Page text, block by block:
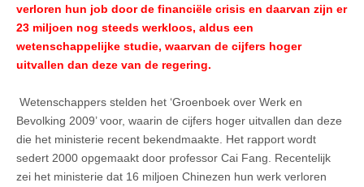
verloren hun job door de financiële crisis en daarvan zijn er
23 miljoen nog steeds werkloos, aldus een
wetenschappelijke studie, waarvan de cijfers hoger
uitvallen dan deze van de regering.
Wetenschappers stelden het ‘Groenboek over Werk en
Bevolking 2009’ voor, waarin de cijfers hoger uitvallen dan deze
die het ministerie recent bekendmaakte. Het rapport wordt
sedert 2000 opgemaakt door professor Cai Fang. Recentelijk
zei het ministerie dat 16 miljoen Chinezen hun werk verloren